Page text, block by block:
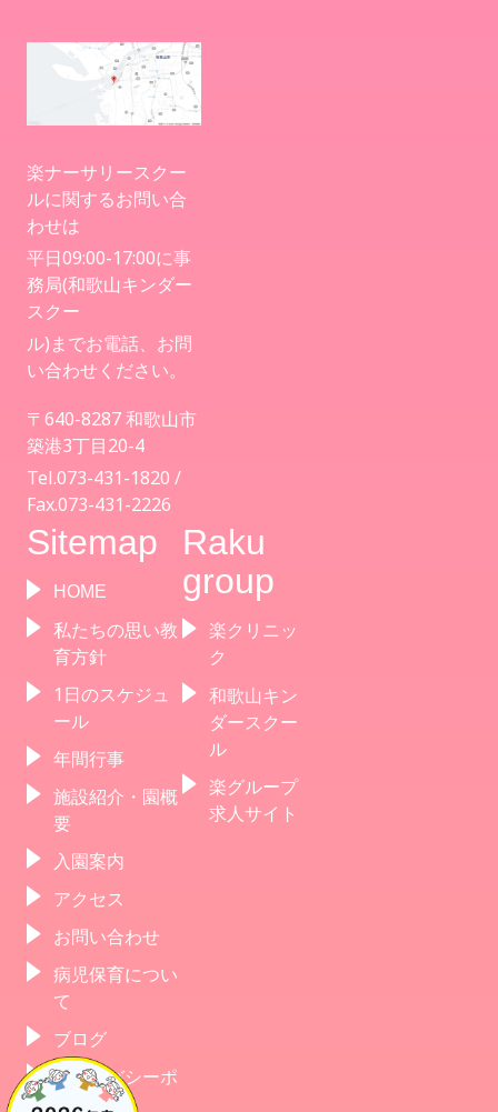
楽ナーサリースクー
ルに関するお問い合
わせは
平日09:00-17:00に事
務局(和歌山キンダー
スクー
ル)までお電話、お問
い合わせください。
〒640-8287 和歌山市
築港3丁目20-4
Tel.073-431-1820 /
Fax.073-431-2226
Sitemap
HOME
私たちの思い教
育方針
1日のスケジュ
ール
年間行事
施設紹介・園概
要
入園案内
アクセス
お問い合わせ
病児保育につい
て
ブログ
プライバシーポ
リシー
Raku
group
楽クリニッ
ク
和歌山キン
ダースクー
ル
楽グループ
求人サイト